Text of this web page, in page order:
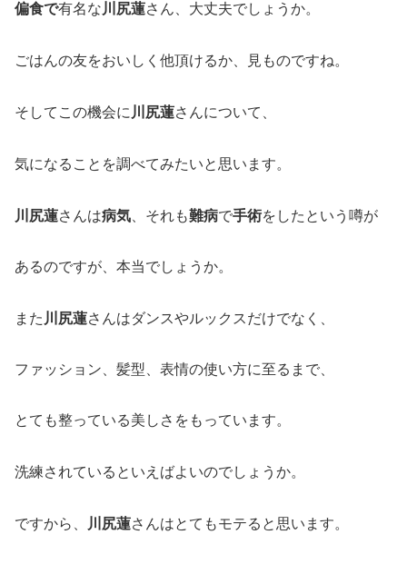
偏食で有名な 川尻蓮さん、大丈夫でしょうか。
ごはんの友をおいしく他頂けるか、見ものですね。
そしてこの機会に 川尻蓮さんについて、
気になることを調べてみたいと思います。
川尻蓮さんは病気 、それも難病で手術をしたという噂が
あるのですが、本当でしょうか。
また 川尻蓮さんはダンスやルックスだけでなく、
ファッション、髪型、表情の使い方に至るまで、
とても整っている美しさをもっています。
洗練されているといえばよいのでしょうか。
ですから、 川尻蓮さんはとてもモテると思います。